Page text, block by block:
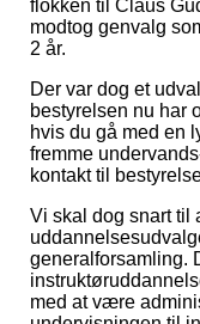
flokken til Claus
modtog genvalg
2 år.
Der var dog et
bestyrelsen nu har
hvis du gå med en
fremme
kontakt til
Vi skal dog snart til
generalforsamling.
med at være